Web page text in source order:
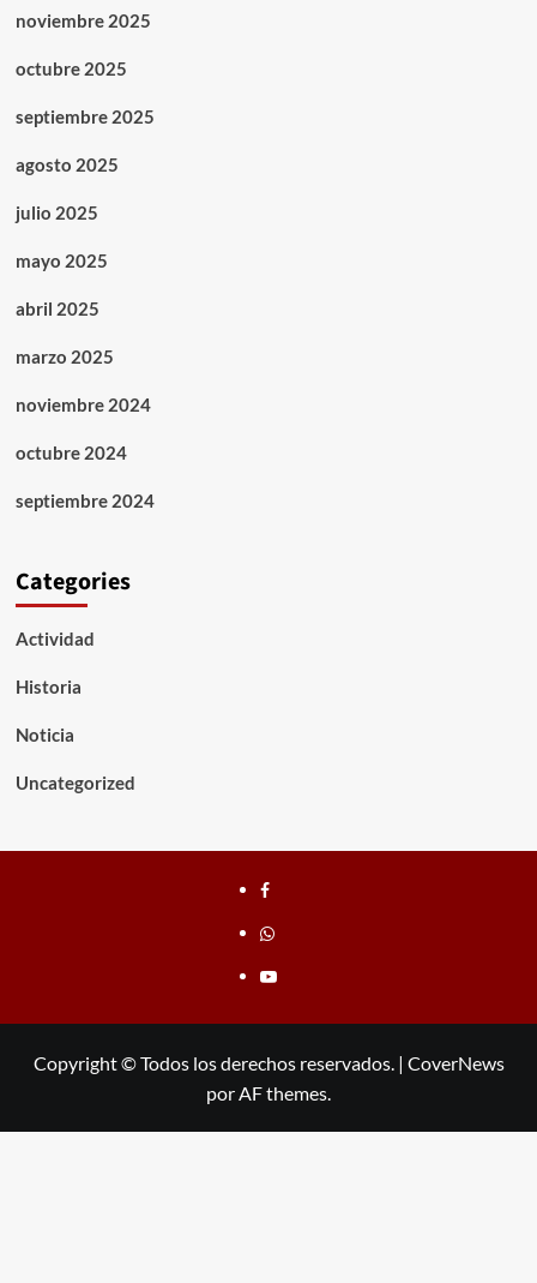
noviembre 2025
octubre 2025
septiembre 2025
agosto 2025
julio 2025
mayo 2025
abril 2025
marzo 2025
noviembre 2024
octubre 2024
septiembre 2024
Categories
Actividad
Historia
Noticia
Uncategorized
Facebook
whatsapp
youtube
Copyright © Todos los derechos reservados. | CoverNews
por AF themes.